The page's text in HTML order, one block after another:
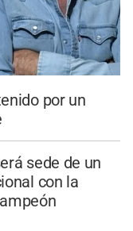
por un
sede de un
con la